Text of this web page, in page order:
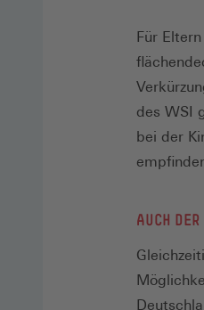
Für
des WSI
bei der
AUCH